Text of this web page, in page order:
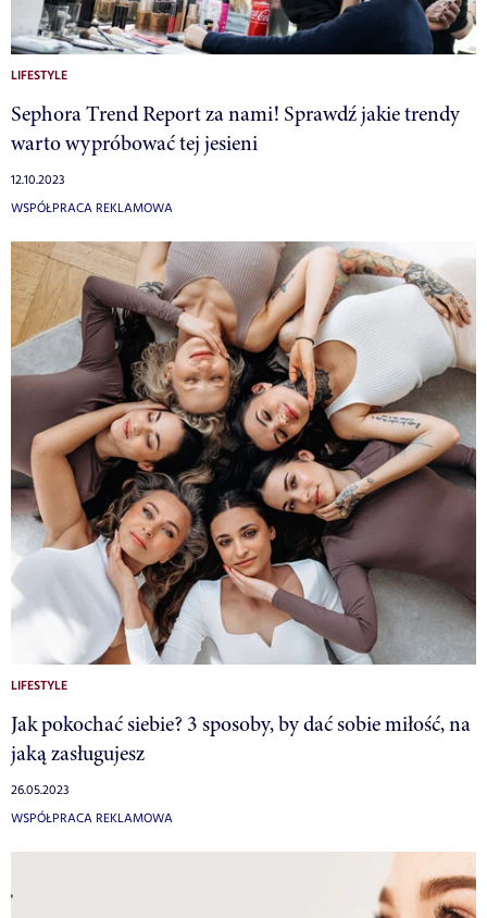
LIFESTYLE
Sephora Trend Report za nami! Sprawdź jakie trendy
warto wypróbować tej jesieni
12.10.2023
WSPÓŁPRACA REKLAMOWA
LIFESTYLE
Jak pokochać siebie? 3 sposoby, by dać sobie miłość, na
jaką zasługujesz
26.05.2023
WSPÓŁPRACA REKLAMOWA